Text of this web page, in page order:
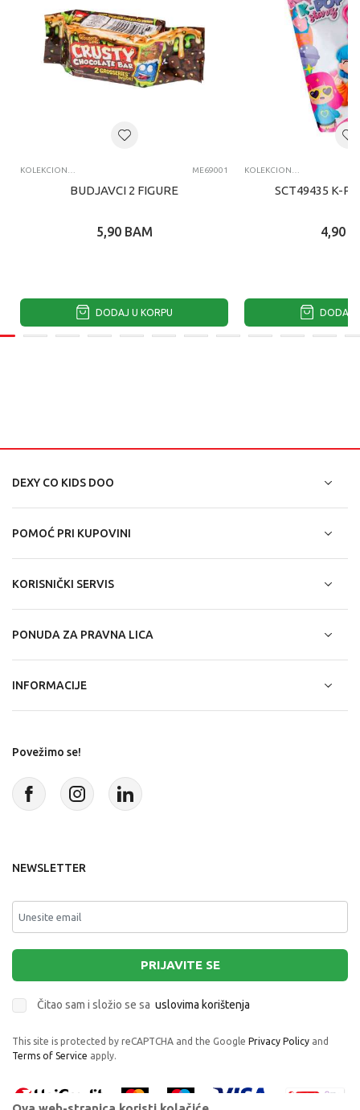
KOLEKCIONARSKE FIGURE I SETOVI ME69001
BUDJAVCI 2 FIGURE
5,90 BAM
DODAJ U KORPU
KOLEKCIONARSKE FIGURE I SETOVI
SCT49435 K-
4,90
DODAJ
DEXY CO KIDS DOO
POMOĆ PRI KUPOVINI
KORISNIČKI SERVIS
PONUDA ZA PRAVNA LICA
INFORMACIJE
Povežimo se!
NEWSLETTER
PRIJAVITE SE
Čitao sam i složio se sa uslovima korištenja
This site is protected by reCAPTCHA and the Google Privacy Policy and
Terms of Service apply.